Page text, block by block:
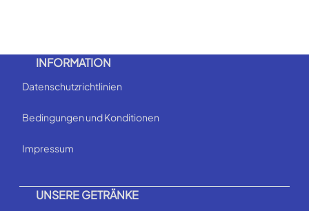
INFORMATION
Datenschutzrichtlinien
Bedingungen und Konditionen
Impressum
UNSERE GETRÄNKE